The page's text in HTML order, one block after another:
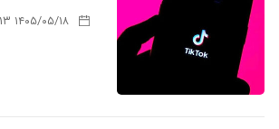
۱۴۰۵/۰۵/۱۸ ۲۳:۱۳